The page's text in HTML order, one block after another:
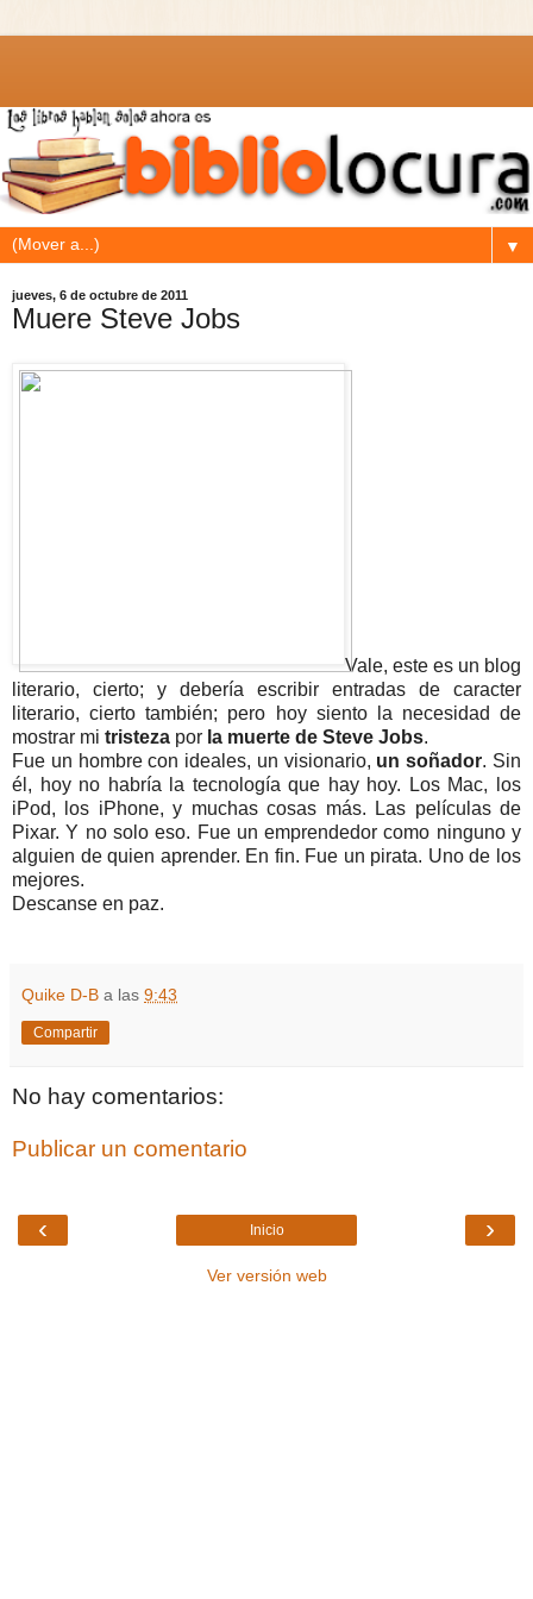
▼
jueves, 6 de octubre de 2011
Muere Steve Jobs
Vale, este es un blog
literario, cierto; y debería escribir entradas de caracter
literario, cierto también; pero hoy siento la necesidad de
mostrar mi tristeza por la muerte de Steve Jobs.
Fue un hombre con ideales, un visionario, un soñador. Sin
él, hoy no habría la tecnología que hay hoy. Los Mac, los
iPod, los iPhone, y muchas cosas más. Las películas de
Pixar. Y no solo eso. Fue un emprendedor como ninguno y
alguien de quien aprender. En fin. Fue un pirata. Uno de los
mejores.
Descanse en paz.
Quike D-B a las 9:43
Compartir
No hay comentarios:
Publicar un comentario
‹ ›
Inicio
Ver versión web